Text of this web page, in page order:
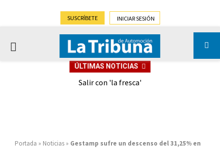
SUSCRÍBETE INICIAR SESIÓN
PRIMARY
ÚLTIMAS NOTICIAS
Salir con 'la fresca'
Portada » Noticias » Gestamp sufre un descenso del 31,25% en